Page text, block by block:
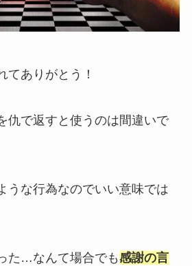
てありがとう！
仇で返すと使うのは間違いで
うな行為なのでいい意味では
た…なんて場合でも感謝の言